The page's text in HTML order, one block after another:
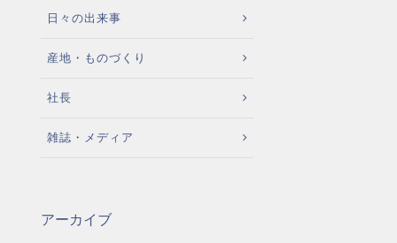
日々の出来事
産地・ものづくり
社長
雑誌・メディア
アーカイブ